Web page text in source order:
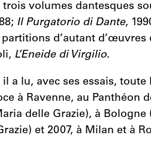
volumes dantesques
Il Purgatorio di Dante,
d’autant d’œuvres
L’Eneide di Virgilio.
il a lu, avec ses essais, toute
à Ravenne, au Panthéon
delle Grazie), à
et 2007, à Milan et à